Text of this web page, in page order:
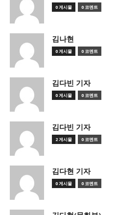
0 게시물 0 코멘트
김나현
0 게시물 0 코멘트
김다빈 기자
0 게시물 0 코멘트
김다빈 기자
2 게시물 0 코멘트
김다현 기자
0 게시물 0 코멘트